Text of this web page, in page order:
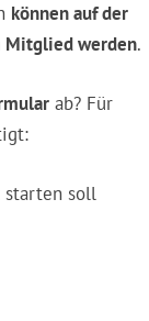
können auf der
Mitglied werden.
ab? Für
starten soll